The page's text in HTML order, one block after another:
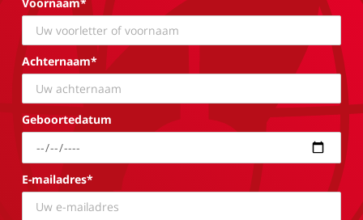
Achternaam*
Geboortedatum
E-mailadres*